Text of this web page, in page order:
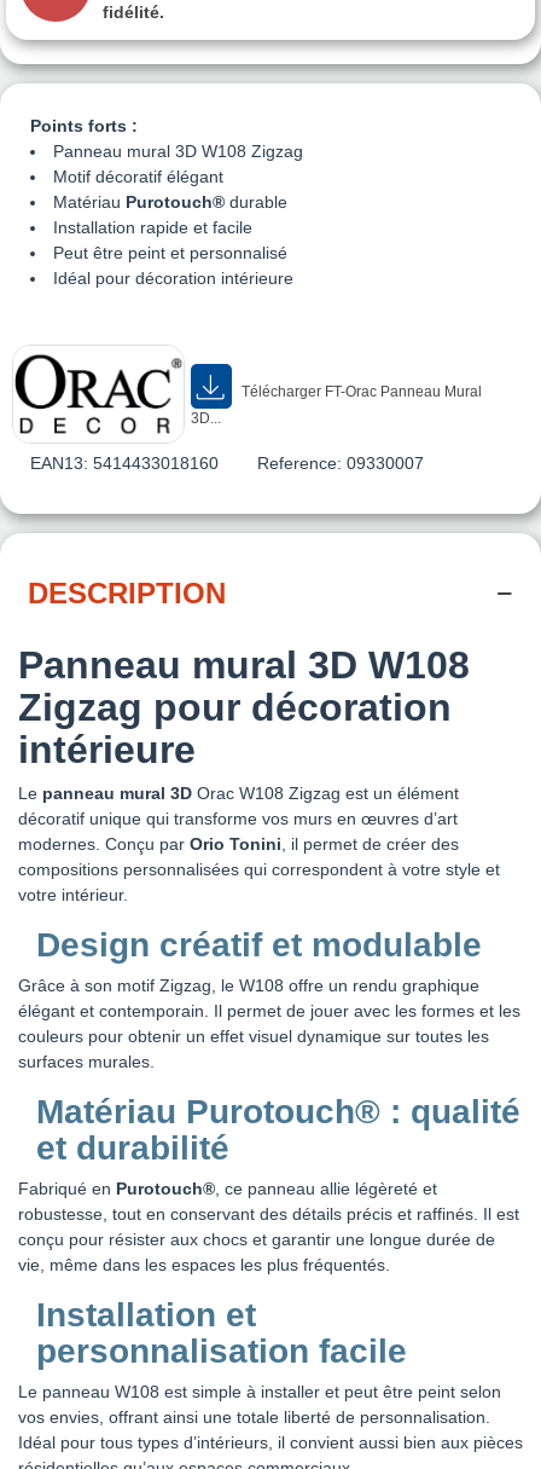
Points forts :
Panneau mural 3D W108 Zigzag
Motif décoratif élégant
Matériau Purotouch® durable
Installation rapide et facile
Peut être peint et personnalisé
Idéal pour décoration intérieure
Télécharger FT-Orac Panneau Mural
3D...
EAN13: 5414433018160 Reference: 09330007
fidélité.
DESCRIPTION
Panneau mural 3D W108
Zigzag pour décoration
intérieure
Le panneau mural 3D Orac W108 Zigzag est un élément
décoratif unique qui transforme vos murs en œuvres d’art
modernes. Conçu par Orio Tonini , il permet de créer des
compositions personnalisées qui correspondent à votre style et
votre intérieur.
Design créatif et modulable
Grâce à son motif Zigzag, le W108 offre un rendu graphique
élégant et contemporain. Il permet de jouer avec les formes et les
couleurs pour obtenir un effet visuel dynamique sur toutes les
surfaces murales.
Matériau Purotouch® : qualité
et durabilité
Fabriqué en Purotouch® , ce panneau allie légèreté et
robustesse, tout en conservant des détails précis et raffinés. Il est
conçu pour résister aux chocs et garantir une longue durée de
vie, même dans les espaces les plus fréquentés.
Installation et
personnalisation facile
Le panneau W108 est simple à installer et peut être peint selon
vos envies, offrant ainsi une totale liberté de personnalisation.
Idéal pour tous types d’intérieurs, il convient aussi bien aux pièces